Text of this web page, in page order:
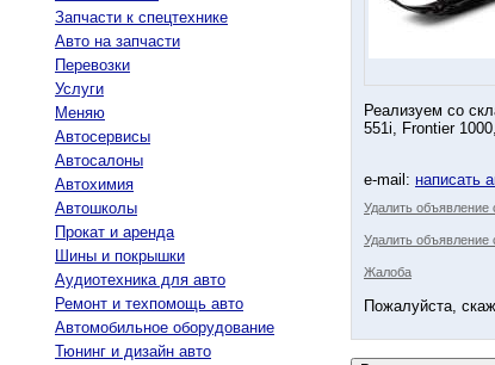
Запчасти к спецтехнике
Авто на запчасти
Перевозки
Услуги
Меняю
Автосервисы
Автосалоны
Автохимия
Автошколы
Прокат и аренда
Шины и покрышки
Аудиотехника для авто
Ремонт и техпомощь авто
Автомобильное оборудование
Тюнинг и дизайн авто
Реализуем со
551i, Frontier
e-mail: написать
Удалить
Удалить
Жалоба
Пожалуйста,